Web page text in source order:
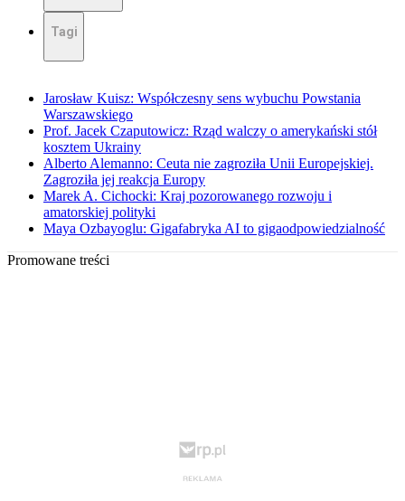
Tagi
Jarosław Kuisz: Współczesny sens wybuchu Powstania
Warszawskiego
Prof. Jacek Czaputowicz: Rząd walczy o amerykański stół
kosztem Ukrainy
Alberto Alemanno: Ceuta nie zagroziła Unii Europejskiej.
Zagroziła jej reakcja Europy
Marek A. Cichocki: Kraj pozorowanego rozwoju i
amatorskiej polityki
Maya Ozbayoglu: Gigafabryka AI to gigaodpowiedzialność
Promowane treści